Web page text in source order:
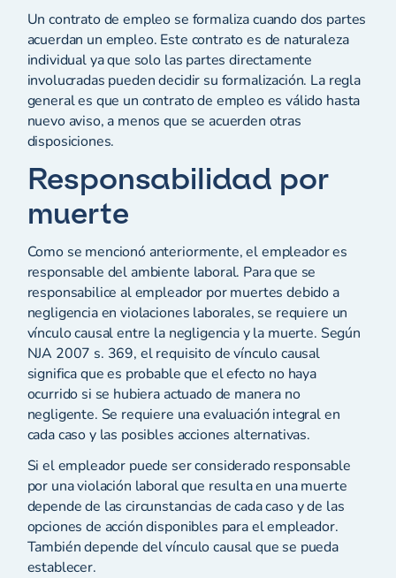
Un contrato de empleo se formaliza cuando dos partes
acuerdan un empleo. Este contrato es de naturaleza
individual ya que solo las partes directamente
involucradas pueden decidir su formalización. La regla
general es que un contrato de empleo es válido hasta
nuevo aviso, a menos que se acuerden otras
disposiciones.
Responsabilidad por
muerte
Como se mencionó anteriormente, el empleador es
responsable del ambiente laboral. Para que se
responsabilice al empleador por muertes debido a
negligencia en violaciones laborales, se requiere un
vínculo causal entre la negligencia y la muerte. Según
NJA 2007 s. 369, el requisito de vínculo causal
significa que es probable que el efecto no haya
ocurrido si se hubiera actuado de manera no
negligente. Se requiere una evaluación integral en
cada caso y las posibles acciones alternativas.
Si el empleador puede ser considerado responsable
por una violación laboral que resulta en una muerte
depende de las circunstancias de cada caso y de las
opciones de acción disponibles para el empleador.
También depende del vínculo causal que se pueda
establecer.